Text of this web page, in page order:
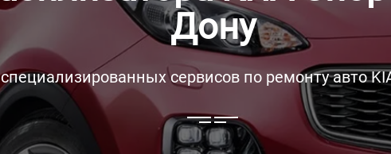
Дону
сервисов по ремонту авто